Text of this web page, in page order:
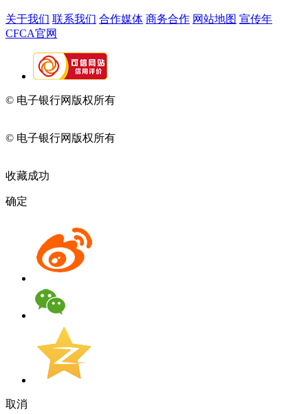
关于我们 联系我们 合作媒体 商务合作 网站地图 宣传年
CFCA官网
© 电子银行网版权所有
© 电子银行网版权所有
收藏成功
确定
取消